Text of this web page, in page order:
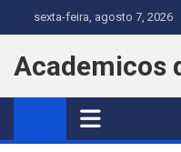
to
content
sexta-feira, agosto 7, 2026
Academicos